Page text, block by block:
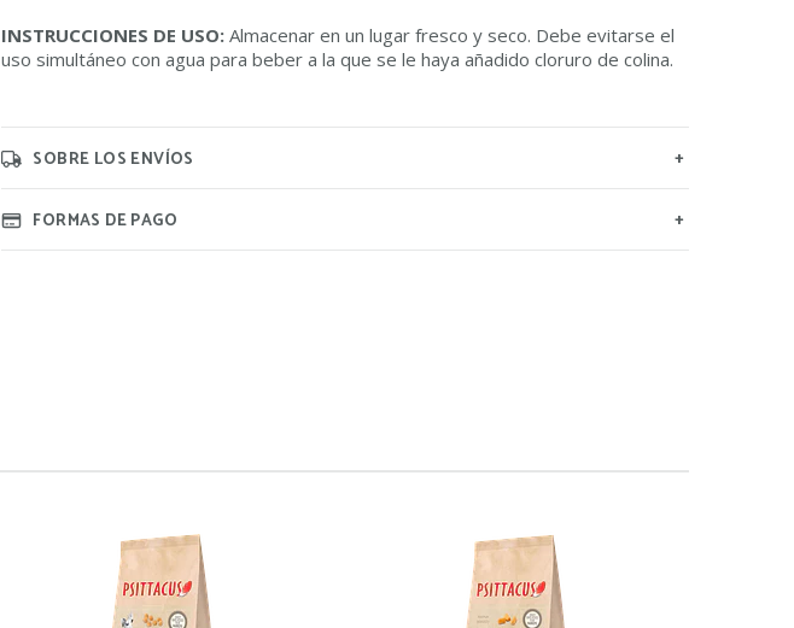
INSTRUCCIONES DE USO:Almacenar en un lugar fresco y seco. Debe evitarse el
uso simultáneo con agua para beber a la que se le haya añadido cloruro de colina.
SOBRE LOS ENVÍOS
FORMAS DE PAGO